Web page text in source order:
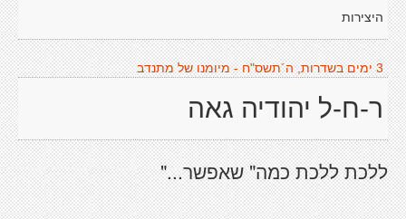
היצירות
3 ימים בשדרות, ה´תשס"ח - מיומנו של מתנדב
ר-ח-ל יהודיה גאה
ללכת ללכת כמה" שאפשר..."